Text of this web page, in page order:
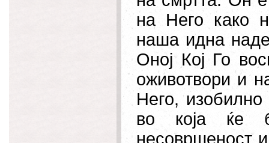
на Него како
наша идна
Оној Кој Го
оживотвори и
Него,
во која ќе
несовршеност